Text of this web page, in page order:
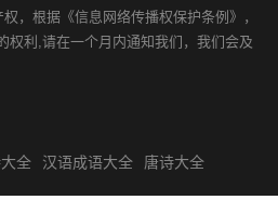
，根据《信息网络传播权保护条例》，
权利,请在一个月内通知我们，我们会及
全 汉语成语大全 唐诗大全